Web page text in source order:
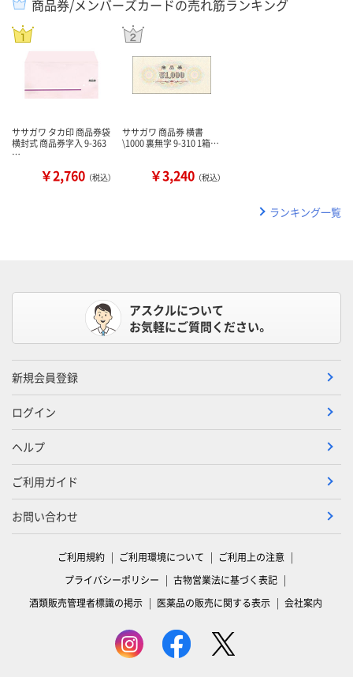
商品券/メンバーズカードの売れ筋ランキング
ササガワ タカ印 商品券袋
横封式 商品券字入 9-363
…
￥2,760 （税込）
ササガワ 商品券 横書
\1000 裏無字 9-310 1箱…
￥3,240 （税込）
ランキング一覧
アスクルについて
お気軽にご質問ください。
新規会員登録
ログイン
ヘルプ
ご利用ガイド
お問い合わせ
ご利用規約 ご利用環境について
ご利用上の注意
プライバシーポリシー
古物営業法に基づく表記
酒類販売管理者標識の掲示
医薬品の販売に関する表示 会社案内